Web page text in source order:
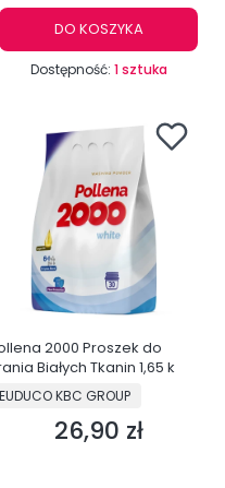
DO KOSZYKA
Dostępność: 1 sztuka
2000 Proszek do
Białych Tkanin 1,65 k
PRODUCENT
EUDUCO KBC GROUP
Cena
26,90 zł